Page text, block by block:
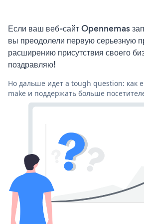
Если ваш веб-сайт Opennemas
вы преодолели первую серьезную
расширению присутствия своего
поздравляю!
Но дальше идет a tough question: как
make и поддержать больше